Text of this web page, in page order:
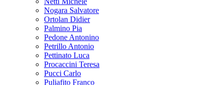
Nogara Salvatore
Ortolan Didier
Palmino Pia
Pedone Antonino
Petrillo Antonio
Pettinato Luca
Procaccini Teresa
Pucci Carlo
Puliafito Franco